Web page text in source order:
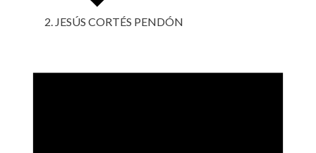
JESÚS CORTÉS PENDÓN
en